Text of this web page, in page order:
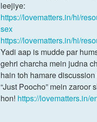
leejiye:
https://lovematters.in/hi/
sex
https://lovematters.in/hi/
Yadi aap is mudde par
gehri charcha mein judna
hain toh hamare discussion
“Just Poocho” mein zaroor
hon! https://lovematters.in/